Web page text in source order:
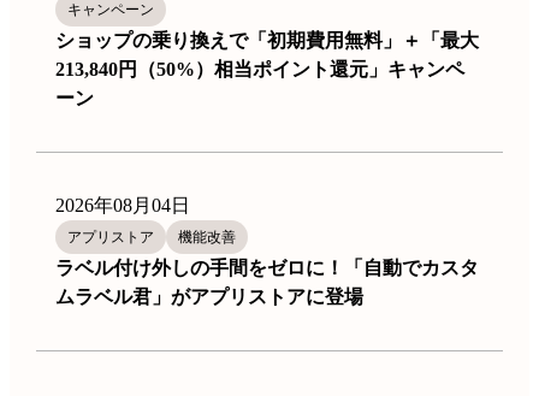
キャンペーン
ショップの乗り換えで「初期費用無料」＋「最大
213,840円（50%）相当ポイント還元」キャンペ
ーン
2026年08月04日
アプリストア 機能改善
ラベル付け外しの手間をゼロに！「自動でカスタ
ムラベル君」がアプリストアに登場